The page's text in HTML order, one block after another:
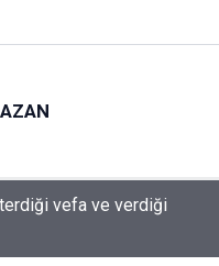
milyon dolar ödeyecek